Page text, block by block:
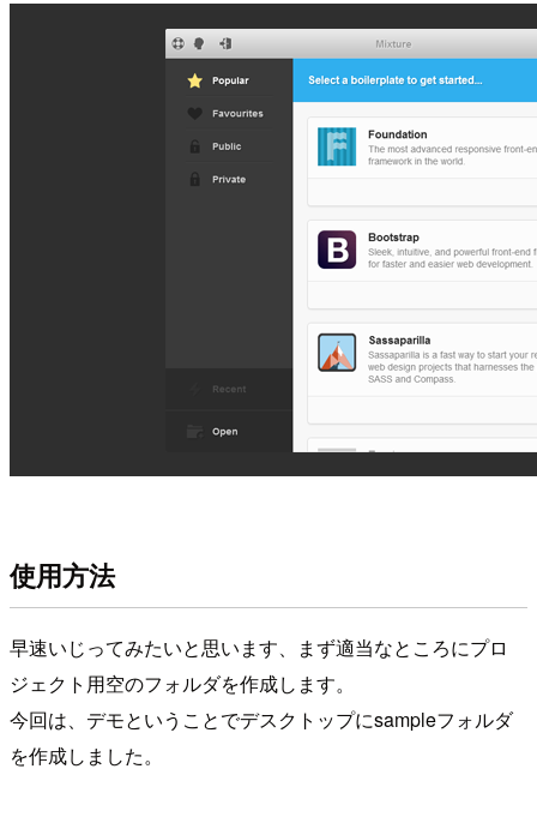
使用方法
早速いじってみたいと思います、まず適当なところにプロ
ジェクト用空のフォルダを作成します。
今回は、デモということでデスクトップにsampleフォルダ
を作成しました。